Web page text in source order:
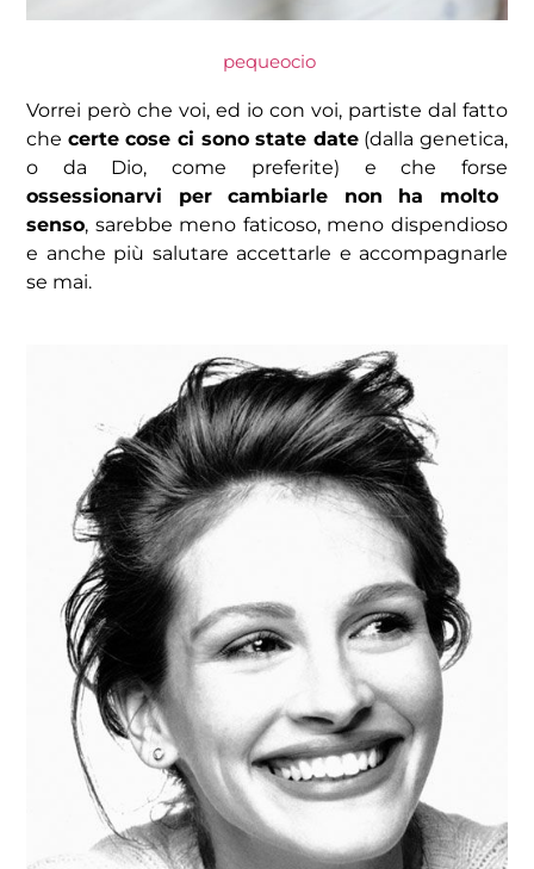
pequeocio
Vorrei però che voi, ed io con voi, partiste dal fatto
che certe cose ci sono state date(dalla genetica,
o da Dio, come preferite) e che forse
ossessionarvi per cambiarle non ha molto
senso, sarebbe meno faticoso, meno dispendioso
e anche più salutare accettarle e accompagnarle
se mai.